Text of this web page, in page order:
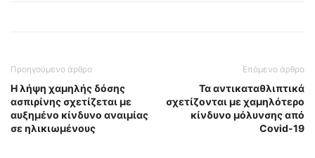
Προηγούμενο άρθρο
Η λήψη χαμηλής δόσης
ασπιρίνης σχετίζεται με
αυξημένο κίνδυνο αναιμίας
σε ηλικιωμένους
Επόμενο άρθρο
Τα αντικαταθλιπτικά
σχετίζονται με χαμηλότερο
κίνδυνο μόλυνσης από
Covid-19